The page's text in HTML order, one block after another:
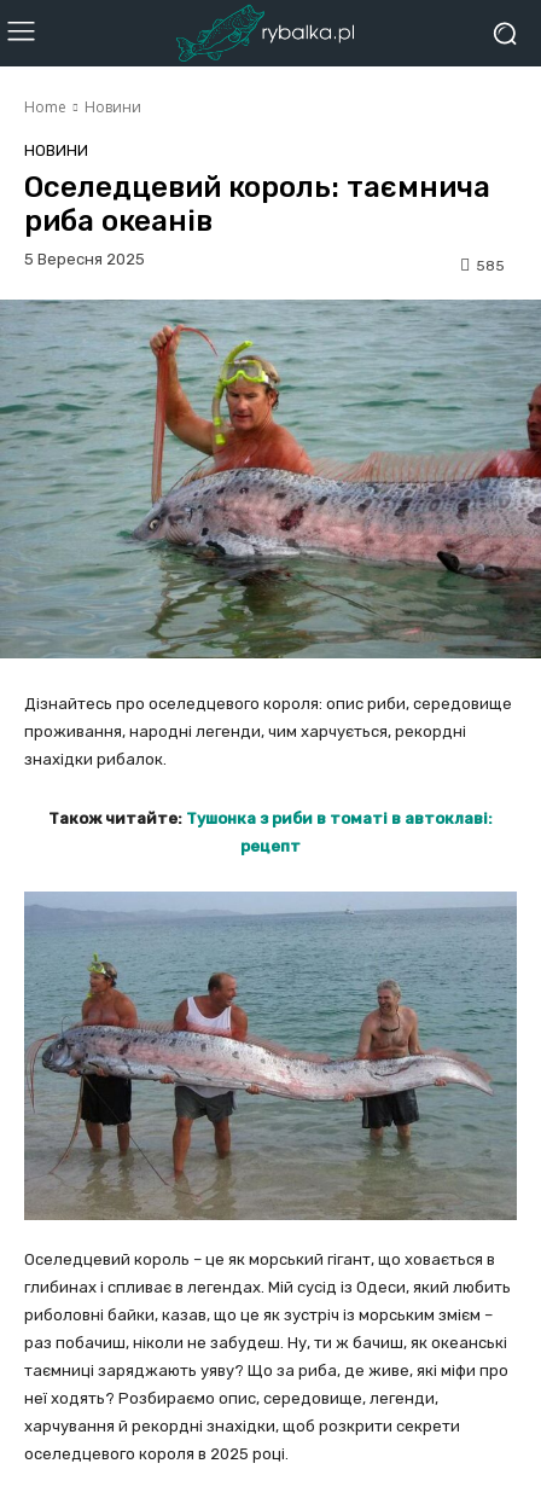
Home Новини
НОВИНИ
Оселедцевий король: таємнича
риба океанів
5 Вересня 2025 585
Дізнайтесь про оселедцевого короля: опис риби, середовище
проживання, народні легенди, чим харчується, рекордні
знахідки рибалок.
Також читайте: Тушонка з риби в томаті в автоклаві:
рецепт
Оселедцевий король – це як морський гігант, що ховається в
глибинах і спливає в легендах. Мій сусід із Одеси, який любить
риболовні байки, казав, що це як зустріч із морським змієм –
раз побачиш, ніколи не забудеш. Ну, ти ж бачиш, як океанські
таємниці заряджають уяву? Що за риба, де живе, які міфи про
неї ходять? Розбираємо опис, середовище, легенди,
харчування й рекордні знахідки, щоб розкрити секрети
оселедцевого короля в 2025 році.